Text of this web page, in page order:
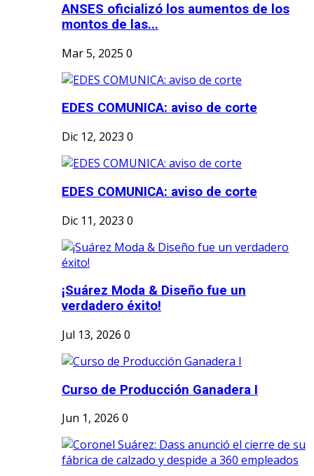
ANSES oficializó los aumentos de los
montos de las...
Mar 5, 2025 0
EDES COMUNICA: aviso de corte
Dic 12, 2023 0
EDES COMUNICA: aviso de corte
Dic 11, 2023 0
¡Suárez Moda & Diseño fue un
verdadero éxito!
Jul 13, 2026 0
Curso de Producción Ganadera I
Jun 1, 2026 0